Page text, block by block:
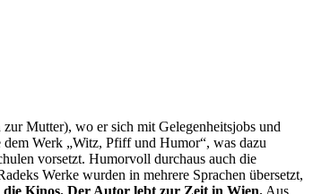
Mutter), wo er sich mit Gelegenheitsjobs und
Werk „Witz, Pfiff und Humor“, was dazu
vorsetzt. Humorvoll durchaus auch die
Werke wurden in mehrere Sprachen übersetzt,
die Kinos. Der Autor lebt zur Zeit in Wien. Aus